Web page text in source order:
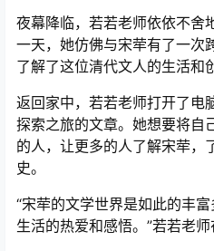
夜幕降临，若若老师依依不舍
一天，她仿佛与宋荦有了一次
了解了这位清代文人的生活和
返回家中，若若老师打开了电
探索之旅的文章。她想要将自
的人，让更多的人了解宋荦，
史。
“宋荦的文学世界是如此的丰
生活的热爱和感悟。”若若老师